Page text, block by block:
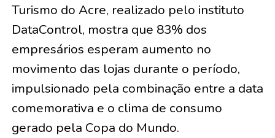
Turismo do Acre, realizado pelo instituto
DataControl, mostra que 83% dos
empresários esperam aumento no
movimento das lojas durante o período,
impulsionado pela combinação entre a data
comemorativa e o clima de consumo
gerado pela Copa do Mundo.